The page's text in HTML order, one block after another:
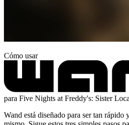
Cómo usar
para Five Nights at Freddy's: Sister
Wand está diseñado para ser tan